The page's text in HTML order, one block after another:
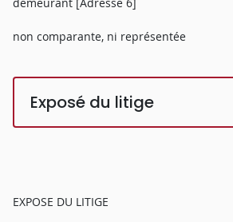
non comparante, ni représentée
Exposé du litige
EXPOSE DU LITIGE